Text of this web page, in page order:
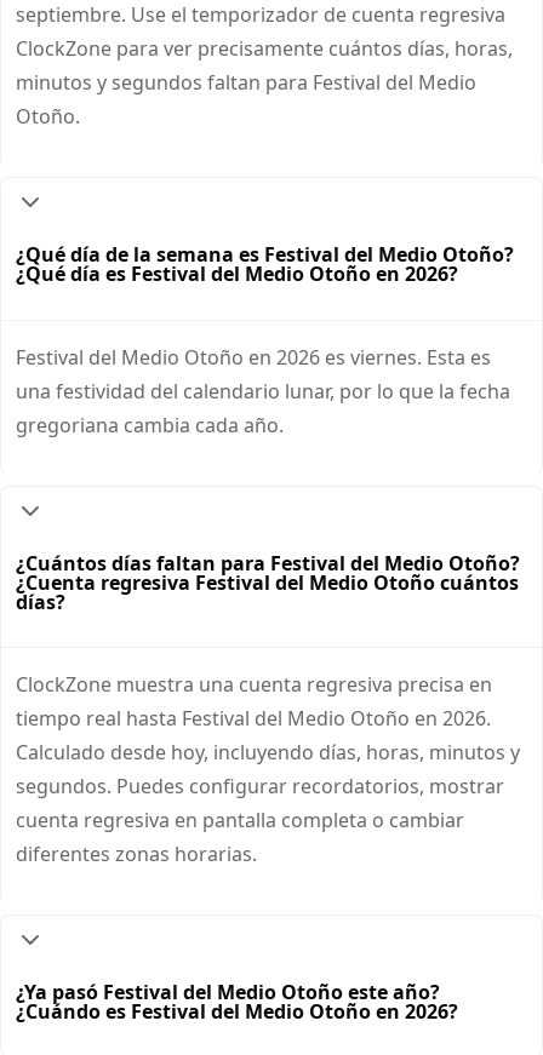
septiembre. Use el temporizador de cuenta regresiva
ClockZone para ver precisamente cuántos días, horas,
minutos y segundos faltan para Festival del Medio
Otoño.
¿Qué día de la semana es Festival del Medio Otoño?
¿Qué día es Festival del Medio Otoño en 2026?
Festival del Medio Otoño en 2026 es viernes. Esta es
una festividad del calendario lunar, por lo que la fecha
gregoriana cambia cada año.
¿Cuántos días faltan para Festival del Medio Otoño?
¿Cuenta regresiva Festival del Medio Otoño cuántos
días?
ClockZone muestra una cuenta regresiva precisa en
tiempo real hasta Festival del Medio Otoño en 2026.
Calculado desde hoy, incluyendo días, horas, minutos y
segundos. Puedes configurar recordatorios, mostrar
cuenta regresiva en pantalla completa o cambiar
diferentes zonas horarias.
¿Ya pasó Festival del Medio Otoño este año?
¿Cuándo es Festival del Medio Otoño en 2026?